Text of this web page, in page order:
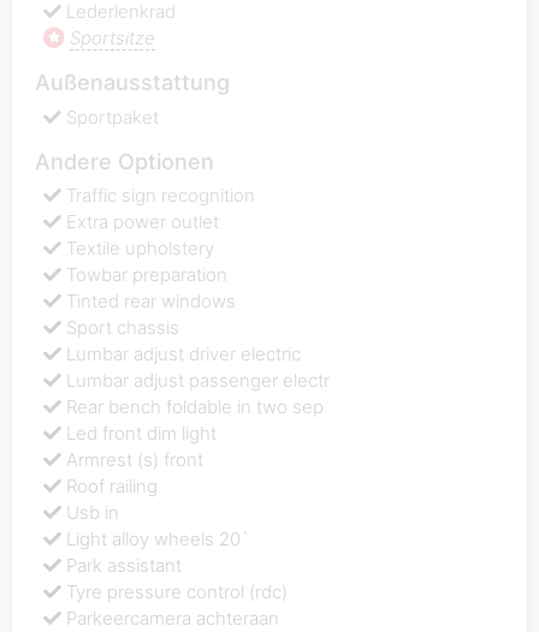
Lederlenkrad
Sportsitze
Außenausstattung
Sportpaket
Andere Optionen
Traffic sign recognition
Extra power outlet
Textile upholstery
Towbar preparation
Tinted rear windows
Sport chassis
Lumbar adjust driver electric
Lumbar adjust passenger electr
Rear bench foldable in two sep
Led front dim light
Armrest (s) front
Roof railing
Usb in
Light alloy wheels 20`
Park assistant
Tyre pressure control (rdc)
Parkeercamera achteraan